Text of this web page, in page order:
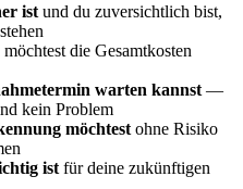
ist und du zuversichtlich bist,
die Gesamtkosten
warten kannst —
kein Problem
möchtest ohne Risiko
ist für deine zukünftigen